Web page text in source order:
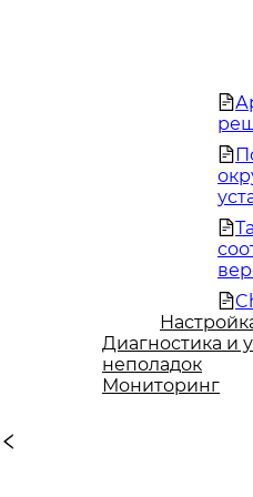
Диагностика и
неполадок
Мониторинг